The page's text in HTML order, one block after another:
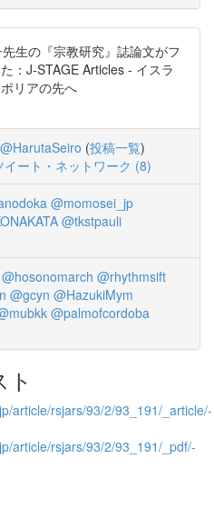
生の『宗教研究』誌論文がフ
：J-STAGE Articles - イスラ
リアの先へ
@HarutaSeiro (投稿一覧)
イート・ネットワーク (8)
@momosei_jp
@tkstpauli
@hosonomarch @rhythmsift
@gcyn @HazukiMym
@palmofcordoba
article/rsjars/93/2/93_191/_article/-
article/rsjars/93/2/93_191/_pdf/-